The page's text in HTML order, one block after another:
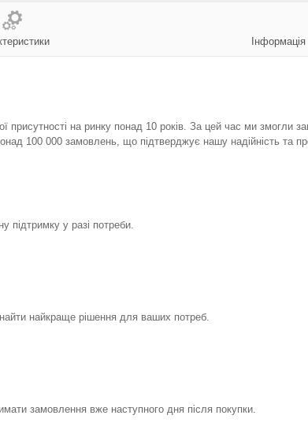
присутності на ринку понад 10 років. За цей час ми змогли
100 000 замовлень, що підтверджує нашу надійність та
підтримку у разі потреби.
найкраще рішення для ваших потреб.
замовлення вже наступного дня після покупки.